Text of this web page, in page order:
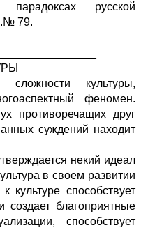
русской
79.
культуры,
феномен.
противоречащих друг
суждений находит
некий идеал
в своем развитии
культуре способствует
создает благоприятные
способствует